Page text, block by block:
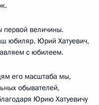
первой величины.
юбиляр. Юрий Хатуевич,
с юбилеем.
его масштаба мы,
обывателей,
Юрию Хатуевичу